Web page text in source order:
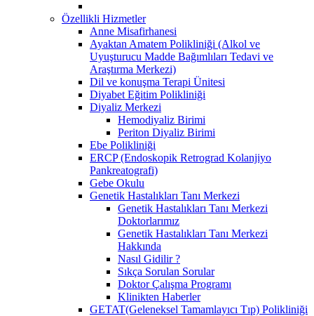
Özellikli Hizmetler
Anne Misafirhanesi
Ayaktan Amatem Polikliniği (Alkol ve
Uyuşturucu Madde Bağımlıları Tedavi ve
Araştırma Merkezi)
Dil ve konuşma Terapi Ünitesi
Diyabet Eğitim Polikliniği
Diyaliz Merkezi
Hemodiyaliz Birimi
Periton Diyaliz Birimi
Ebe Polikliniği
ERCP (Endoskopik Retrograd Kolanjiyo
Pankreatografi)
Gebe Okulu
Genetik Hastalıkları Tanı Merkezi
Genetik Hastalıkları Tanı Merkezi
Doktorlarımız
Genetik Hastalıkları Tanı Merkezi
Hakkında
Nasıl Gidilir ?
Sıkça Sorulan Sorular
Doktor Çalışma Programı
Klinikten Haberler
GETAT(Geleneksel Tamamlayıcı Tıp) Polikliniği